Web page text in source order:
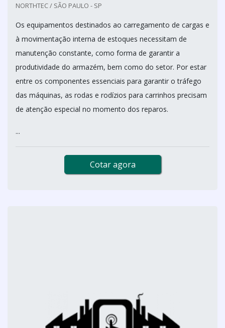
NORTHTEC / SÃO PAULO - SP
Os equipamentos destinados ao carregamento de cargas e
à movimentação interna de estoques necessitam de
manutenção constante, como forma de garantir a
produtividade do armazém, bem como do setor. Por estar
entre os componentes essenciais para garantir o tráfego
das máquinas, as rodas e rodízios para carrinhos precisam
de atenção especial no momento dos reparos.
...
Cotar agora